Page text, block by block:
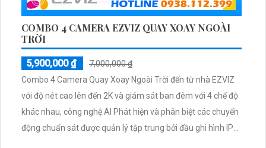
COMBO 4 CAMERA EZVIZ QUAY XOAY NGOÀI
TRỜI
5,900,000 ₫
7,000,000 ₫
Combo 4 Camera Quay Xoay Ngoài Trời đến từ nhà EZVIZ
với độ nét cao lên đến 2K và giám sát ban đêm với 4 chế độ
khác nhau, công nghệ AI Phát hiện và phân biệt các chuyển
động chuẩn sát được quản lý tập trung bởi đầu ghi hình IP